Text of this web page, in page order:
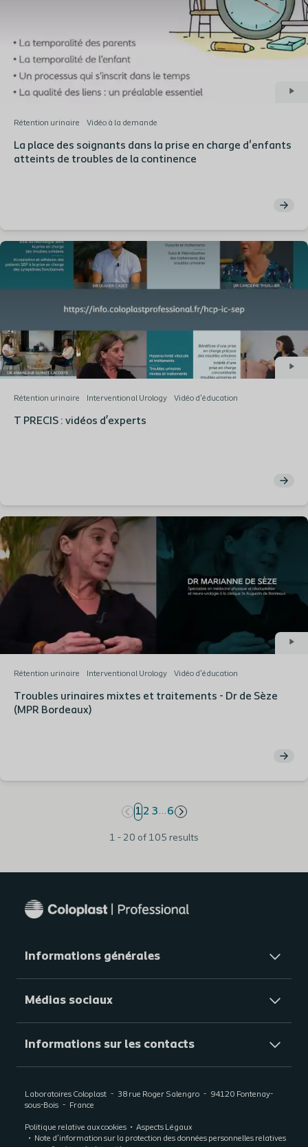
Rétention urinaire Vidéo à la demande
La place des soignants dans la prise en charge d'enfants
atteints de troubles de la continence
Rétention urinaire Interventional Urology Vidéo d'éducation
T PRECIS : vidéos d’experts
Rétention urinaire Interventional Urology Vidéo d'éducation
Troubles urinaires mixtes et traitements - Dr de Sèze
(MPR Bordeaux)
page
1 page
2 page
3…page
6
1 - 20 of 105 results
Informations générales​
Médias sociaux
Informations sur les contacts
Laboratoires Coloplast 38 rue Roger Salengro 94120 Fontenay-
sous-Bois
France
Politique relative aux cookies
Aspects Légaux
Note d’information sur la protection des données personnelles relatives